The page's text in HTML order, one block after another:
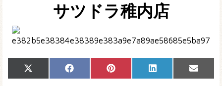
サツドラ稚内店
Share
on
X
(Twitter)
Share
on
Facebook Share
on
Pinterest Share
on
LinkedIn
Share
on
Email